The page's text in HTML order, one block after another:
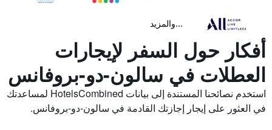
...والمزيد
أفكار حول السفر لإيجارات
العطلات في سالون-دو-بروفانس
استخدم نصائحنا المستندة إلى بيانات HotelsCombined لمساعدتك
في العثور على إيجار إجازتك القادمة في سالون-دو-بروفانس.